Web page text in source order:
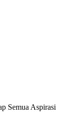
Semua Aspirasi